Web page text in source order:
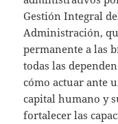
Gestión Integral
Administración,
permanente a las
todas las
cómo actuar ante
capital humano y
fortalecer las